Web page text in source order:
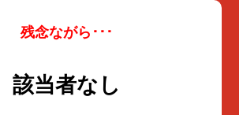
残念ながら･･･
該当者なし